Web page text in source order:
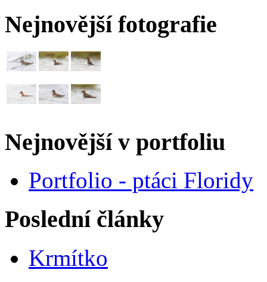
Nejnovější fotografie
Nejnovější v portfoliu
Portfolio - ptáci Floridy
Poslední články
Krmítko